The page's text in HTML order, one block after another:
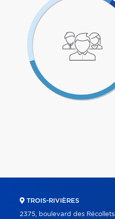
TROIS-RIVIÈRES
2375, boulevard des Récollets